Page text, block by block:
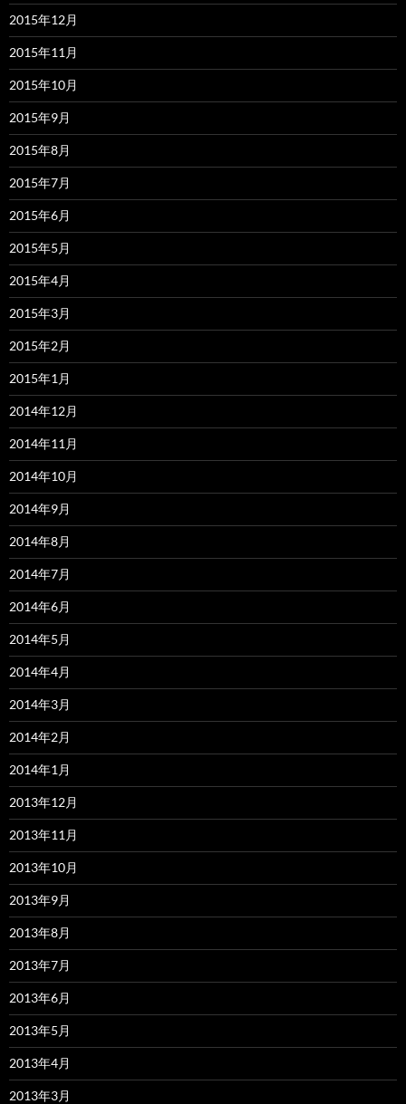
2015年12月
2015年11月
2015年10月
2015年9月
2015年8月
2015年7月
2015年6月
2015年5月
2015年4月
2015年3月
2015年2月
2015年1月
2014年12月
2014年11月
2014年10月
2014年9月
2014年8月
2014年7月
2014年6月
2014年5月
2014年4月
2014年3月
2014年2月
2014年1月
2013年12月
2013年11月
2013年10月
2013年9月
2013年8月
2013年7月
2013年6月
2013年5月
2013年4月
2013年3月